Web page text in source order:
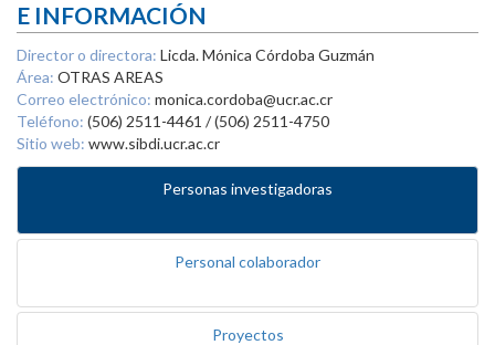
E INFORMACIÓN
Director o directora: Licda. Mónica Córdoba Guzmán
Área: OTRAS AREAS
Correo electrónico: monica.cordoba@ucr.ac.cr
Teléfono: (506) 2511-4461 / (506) 2511-4750
Sitio web: www.sibdi.ucr.ac.cr
Personas investigadoras
Personal colaborador
Proyectos